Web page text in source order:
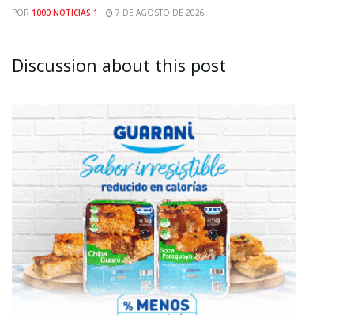
POR 1000 NOTICIAS 1 7 DE AGOSTO DE 2026
Discussion about this post